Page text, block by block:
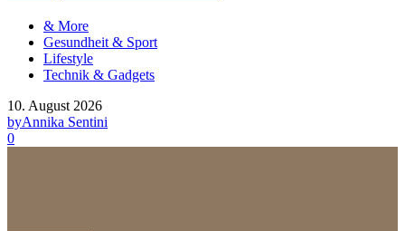
& More
Gesundheit & Sport
Lifestyle
Technik & Gadgets
10. August 2026
byAnnika Sentini
0